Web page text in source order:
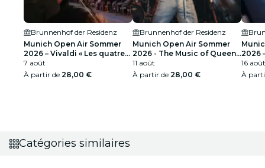
Brunnenhof der Residenz
Munich Open Air Sommer
2026 – Vivaldi « Les quatre
saisons » – Nymphenburg,
solistes instrumentaux
7 août
À partir de 28,00 €
Brunnenhof der Residenz
Munich Open Air Sommer
2026 - The Music of Queen
Live
11 août
À partir de 28,00 €
2026
Film
16 août
À
Catégories similaires